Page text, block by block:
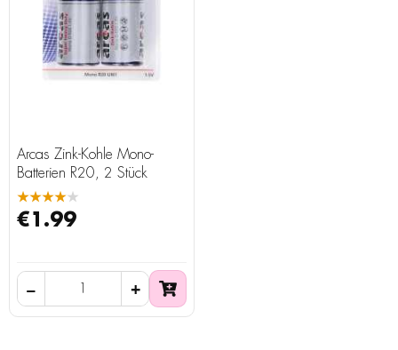
Arcas Zink-Kohle Mono-
Batterien R20, 2 Stück
★★★★★
€1.99